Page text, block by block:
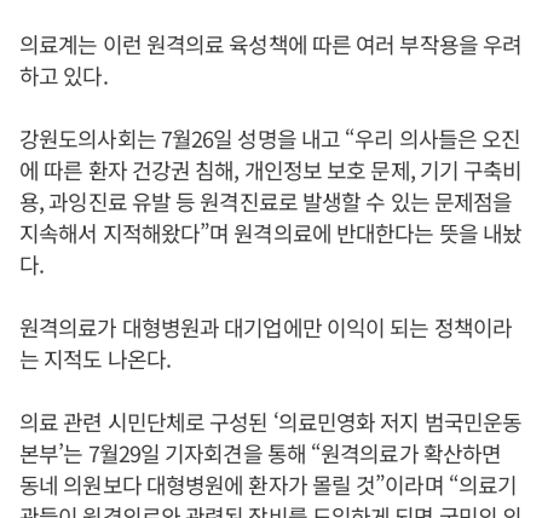
의료계는 이런 원격의료 육성책에 따른 여러 부작용을 우려
하고 있다.
강원도의사회는 7월26일 성명을 내고 “우리 의사들은 오진
에 따른 환자 건강권 침해, 개인정보 보호 문제, 기기 구축비
용, 과잉진료 유발 등 원격진료로 발생할 수 있는 문제점을
지속해서 지적해왔다”며 원격의료에 반대한다는 뜻을 내놨
다.
원격의료가 대형병원과 대기업에만 이익이 되는 정책이라
는 지적도 나온다.
의료 관련 시민단체로 구성된 ‘의료민영화 저지 범국민운동
본부’는 7월29일 기자회견을 통해 “원격의료가 확산하면
동네 의원보다 대형병원에 환자가 몰릴 것”이라며 “의료기